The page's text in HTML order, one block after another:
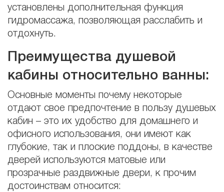
установлены дополнительная функция
гидромассажа, позволяющая расслабить и
отдохнуть.
Преимущества душевой
кабины относительно ванны:
Основные моменты почему некоторые
отдают свое предпочтение в пользу душевых
кабин – это их удобство для домашнего и
офисного использования, они имеют как
глубокие, так и плоские поддоны, в качестве
дверей используются матовые или
прозрачные раздвижные двери, к прочим
достоинствам относится: